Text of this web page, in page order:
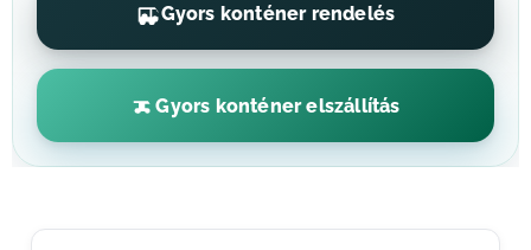
Gyors konténer rendelés
Gyors konténer elszállítás